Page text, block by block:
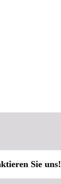
Sie uns!